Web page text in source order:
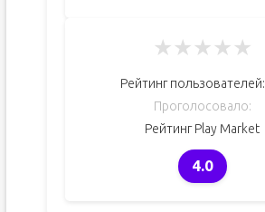
★★★★★
Рейтинг пользователей:
Проголосовало:
Рейтинг Play Market
4.0